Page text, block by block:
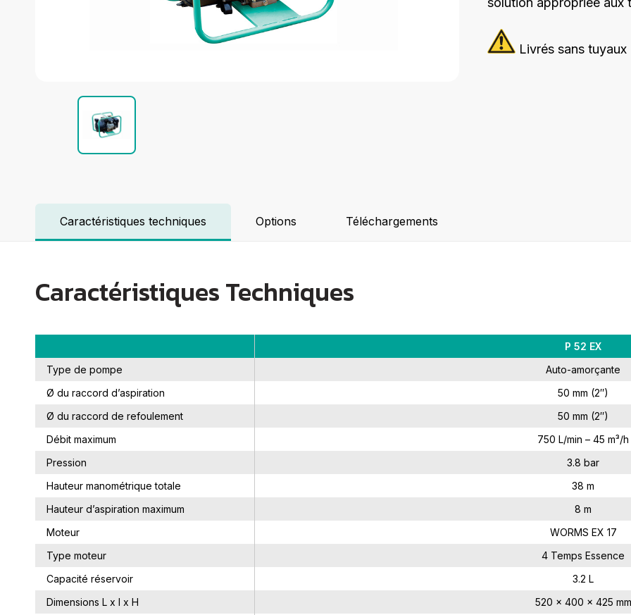
Livrés sans tuyaux
Caractéristiques techniques Options Téléchargements
Caractéristiques Techniques
P 52 EX
Type de pompe
Auto-amorçante
Ø du raccord d’aspiration
50 mm (2″)
Ø du raccord de refoulement
50 mm (2″)
Débit maximum
750 L/min – 45 m³/h
Pression
3.8 bar
Hauteur manométrique totale
38 m
Hauteur d’aspiration maximum
8 m
Moteur
WORMS EX 17
Type moteur
4 Temps Essence
Capacité réservoir
3.2 L
Dimensions L x l x H
520 x 400 x 425 mm